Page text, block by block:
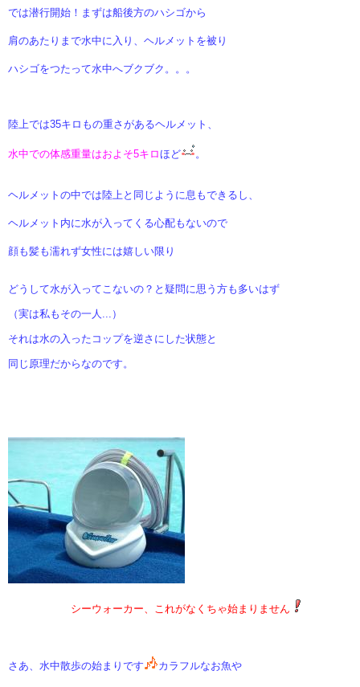
では潜行開始！まずは船後方のハシゴから
肩のあたりまで水中に入り、ヘルメットを被り
ハシゴをつたって水中へブクブク。。。
陸上では35キロもの重さがあるヘルメット、
水中での体感重量はおよそ5キロほど 。
ヘルメットの中では陸上と同じように息もできるし、
ヘルメット内に水が入ってくる心配も ないので
顔も髪も濡れず女性には嬉しい限り
どうして水が入ってこないの？と疑問に思う方も多いはず
（実は私もその一人...）
それは水の入ったコップを逆さにした状態と
同じ原理だからなのです。
シーウォーカー、これがなくちゃ始まりません
さあ、水中散歩の始まりです カラフルなお魚や